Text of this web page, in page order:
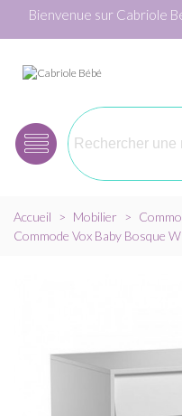
Bienvenue sur Cabriole
Accueil > Mobilier >
Commode Vox Baby Bosque